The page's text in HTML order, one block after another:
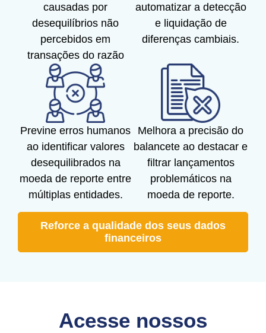
causadas por
desequilíbrios não
percebidos em
transações do razão
automatizar a detecção
e liquidação de
diferenças cambiais.
Previne erros humanos
ao identificar valores
desequilibrados na
moeda de reporte entre
múltiplas entidades.
Melhora a precisão do
balancete ao destacar e
filtrar lançamentos
problemáticos na
moeda de reporte.
Reforce a qualidade dos seus dados
financeiros
Acesse nossos